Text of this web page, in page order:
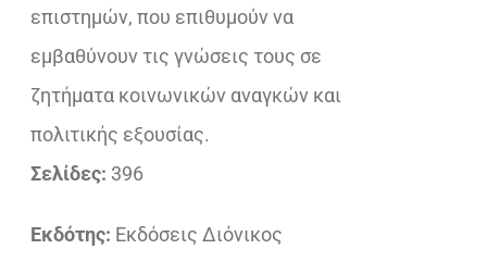
επιστημών, που επιθυμούν να
εμβαθύνουν τις γνώσεις τους σε
ζητήματα κοινωνικών αναγκών και
πολιτικής εξουσίας.
Σελίδες: 396
Εκδότης: Εκδόσεις Διόνικος